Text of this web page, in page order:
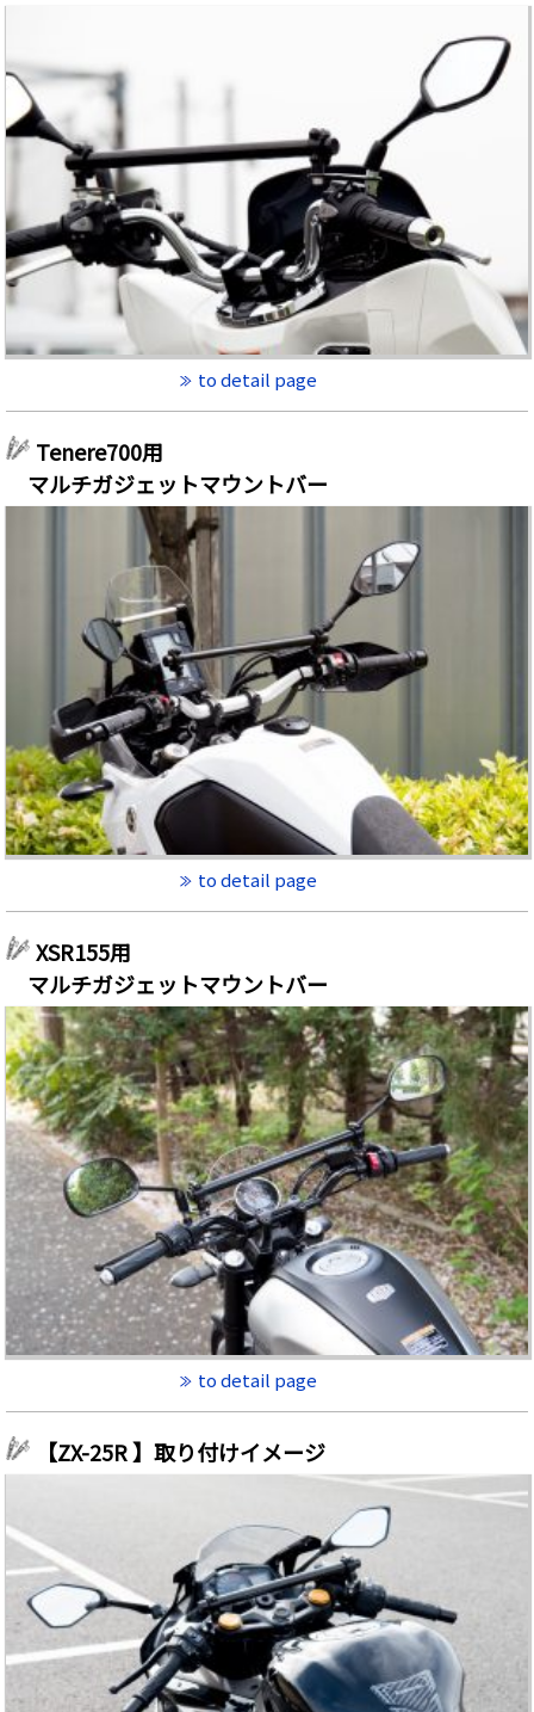
to detail page
Tenere700用
マルチガジェットマウントバー
to detail page
XSR155用
マルチガジェットマウントバー
to detail page
【ZX-25R 】取り付けイメージ